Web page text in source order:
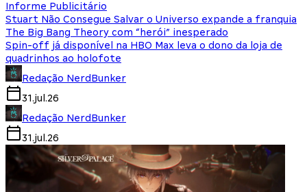
Informe Publicitário
Stuart Não Consegue Salvar o Universo expande a franquia
The Big Bang Theory com “herói” inesperado
Spin-off já disponível na HBO Max leva o dono da loja de
quadrinhos ao holofote
Redação NerdBunker
31.jul.26
Redação NerdBunker
31.jul.26